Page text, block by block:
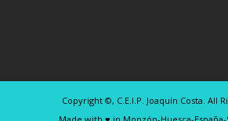
Copyright ©, C.E.I.P. Joaquín Costa. All